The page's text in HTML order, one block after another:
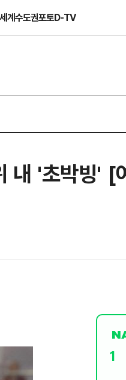
세계수도권포토D-TV
'초박빙' [
1